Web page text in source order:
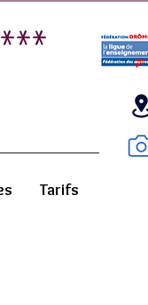
***
Tarifs